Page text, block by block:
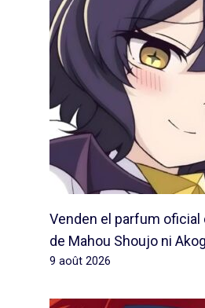
Venden el parfum oficial
de Mahou Shoujo ni
9 août 2026